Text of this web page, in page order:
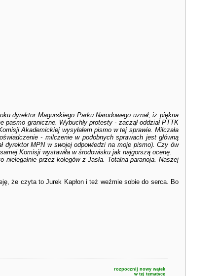
dyrektor Magurskiego Parku Narodowego uznał, iż piękna
graniczne. Wybuchły protesty - zaczął oddział PTTK
Akademickiej wysyłałem pismo w tej sprawie. Milczała
- milczenie w podobnych sprawach jest główną
dyrektor MPN w swojej odpowiedzi na moje pismo). Czy ów
Komisji wystawiła w środowisku jak najgorszą ocenę.
przez kolegów z Jasła. Totalna paranoja. Naszej
że czyta to Jurek Kapłon i też weźmie sobie do serca. Bo
rozpocznij nowy wątek
w tej tematyce